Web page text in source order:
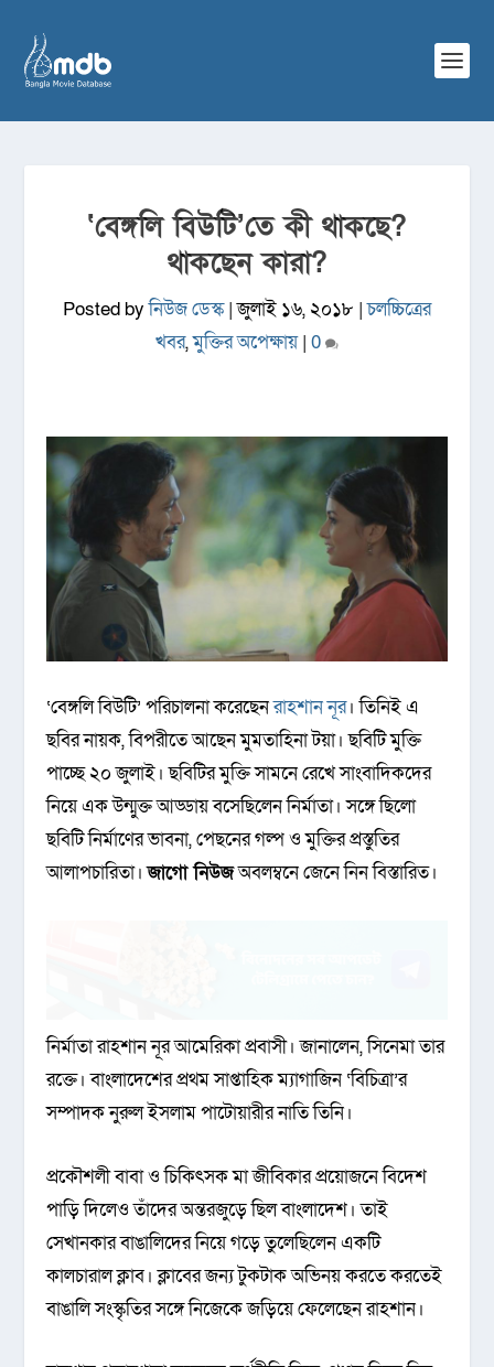
‘বেঙ্গলি বিউটি’তে কী থাকছে?
থাকছেন কারা?
Posted byনিউজ ডেস্ক|জুলাই ১৬, ২০১৮ |চলচ্চিত্রের
খবর,মুক্তির অপেক্ষায়| 0
‘বেঙ্গলি বিউটি’ পরিচালনা করেছেনরাহশান নূর। তিনিই এ
ছবির নায়ক, বিপরীতে আছেন মুমতাহিনা টয়া। ছবিটি মুক্তি
পাচ্ছে ২০ জুলাই। ছবিটির মুক্তি সামনে রেখে সাংবাদিকদের
নিয়ে এক উন্মুক্ত আড্ডায় বসেছিলেন নির্মাতা। সঙ্গে ছিলো
ছবিটি নির্মাণের ভাবনা, পেছনের গল্প ও মুক্তির প্রস্তুতির
আলাপচারিতা।জাগো নিউজঅবলম্বনে জেনে নিন বিস্তারিত।
নির্মাতা রাহশান নূর আমেরিকা প্রবাসী। জানালেন, সিনেমা তার
রক্তে। বাংলাদেশের প্রথম সাপ্তাহিক ম্যাগাজিন ‘বিচিত্রা’র
সম্পাদক নুরুল ইসলাম পাটোয়ারীর নাতি তিনি।
প্রকৌশলী বাবা ও চিকিৎসক মা জীবিকার প্রয়োজনে বিদেশ
পাড়ি দিলেও তাঁদের অন্তরজুড়ে ছিল বাংলাদেশ। তাই
সেখানকার বাঙালিদের নিয়ে গড়ে তুলেছিলেন একটি
কালচারাল ক্লাব। ক্লাবের জন্য টুকটাক অভিনয় করতে করতেই
বাঙালি সংস্কৃতির সঙ্গে নিজেকে জড়িয়ে ফেলেছেন রাহশান।